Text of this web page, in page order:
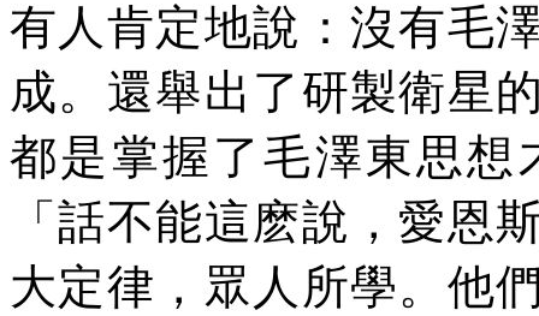
有人肯定地說：沒有毛
成。還舉出了研製衛星
都是掌握了毛澤東思想
「話不能這麽說，愛恩
大定律，眾人所學。他